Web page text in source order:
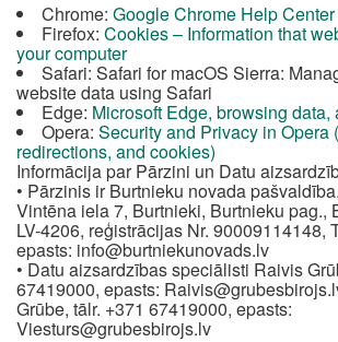
Chrome: Google Chrome Help Center
Firefox: Cookies – Information that
your computer
Safari: Safari for macOS Sierra:
website data using Safari
Edge: Microsoft Edge, browsing data,
Opera: Security and Privacy in Opera
redirections, and cookies)
Informācija par Pārzini un Datu
• Pārzinis ir Burtnieku novada
Vintēna iela 7, Burtnieki, Burtnieku pag.,
LV-4206, reģistrācijas Nr. 90009114148,
epasts: info@burtniekunovads.lv
• Datu aizsardzības speciālisti Raivis
67419000, epasts:
Grūbe, tālr. +371 67419000, epasts:
Viesturs@grubesbirojs.lv